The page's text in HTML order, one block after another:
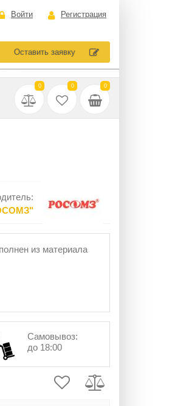
Войти Регистрация
Оставить заявку
0 0 0
из материала
Самовывоз:
до 18:00